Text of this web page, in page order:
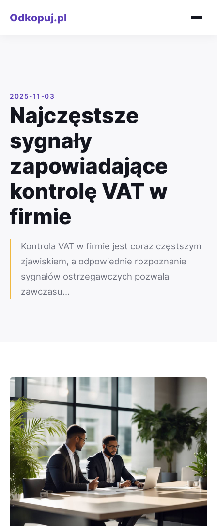
Odkopuj.pl
2025-11-03
Najczęstsze
sygnały
zapowiadające
kontrolę VAT w
firmie
Kontrola VAT w firmie jest coraz częstszym
zjawiskiem, a odpowiednie rozpoznanie
sygnałów ostrzegawczych pozwala
zawczasu…